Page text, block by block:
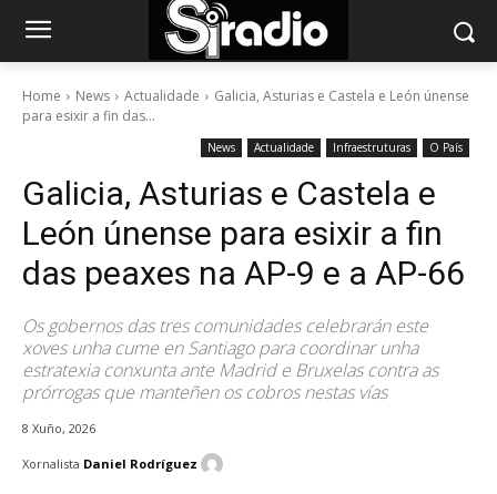
Home News Actualidade
Galicia, Asturias e Castela e León únense
para esixir a fin das...
News Actualidade Infraestruturas O País
Galicia, Asturias e Castela e
León únense para esixir a fin
das peaxes na AP-9 e a AP-66
Os gobernos das tres comunidades celebrarán este
xoves unha cume en Santiago para coordinar unha
estratexia conxunta ante Madrid e Bruxelas contra as
prórrogas que manteñen os cobros nestas vías
8 Xuño, 2026
Xornalista Daniel Rodríguez